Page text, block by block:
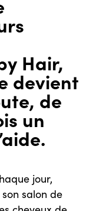
Hair,
devient
de
un
jour,
salon de